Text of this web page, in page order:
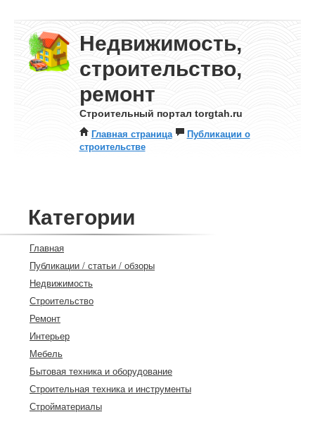
Недвижимость,
строительство,
ремонт
Строительный портал torgtah.ru
Главная страница
Публикации о
строительстве
Категории
Главная
Публикации / статьи / обзоры
Недвижимость
Строительство
Ремонт
Интерьер
Мебель
Бытовая техника и оборудование
Строительная техника и инструменты
Стройматериалы